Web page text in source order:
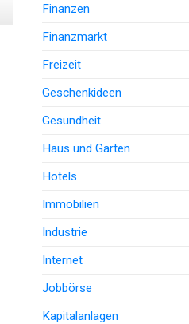
Finanzen
Finanzmarkt
Freizeit
Geschenkideen
Gesundheit
Haus und Garten
Hotels
Immobilien
Industrie
Internet
Jobbörse
Kapitalanlagen